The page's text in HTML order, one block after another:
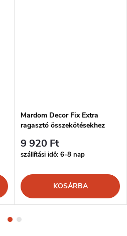
Mardom Decor Fix Extra
ragasztó összekötésekhez
9 920 Ft
szállítási idő: 6-8 nap
KOSÁRBA